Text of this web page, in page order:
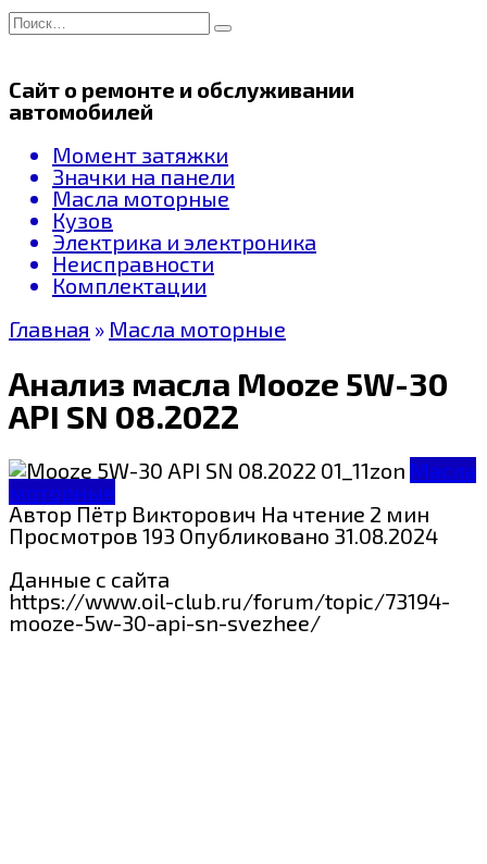
Перейти
к
Search
for:
Сайт о ремонте и обслуживании
автомобилей
Момент затяжки
Значки на панели
Масла моторные
Кузов
Электрика и электроника
Неисправности
Комплектации
Главная » Масла моторные
Анализ масла Mooze 5W-30
API SN 08.2022
Масла
моторные
АвторПётр Викторович На чтение 2 мин
Просмотров 193 Опубликовано 31.08.2024
Данные с сайта
https://www.oil-club.ru/forum/topic/73194-
mooze-5w-30-api-sn-svezhee/